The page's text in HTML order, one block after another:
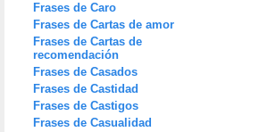
Frases de Caro
Frases de Cartas de amor
Frases de Cartas de
recomendación
Frases de Casados
Frases de Castidad
Frases de Castigos
Frases de Casualidad